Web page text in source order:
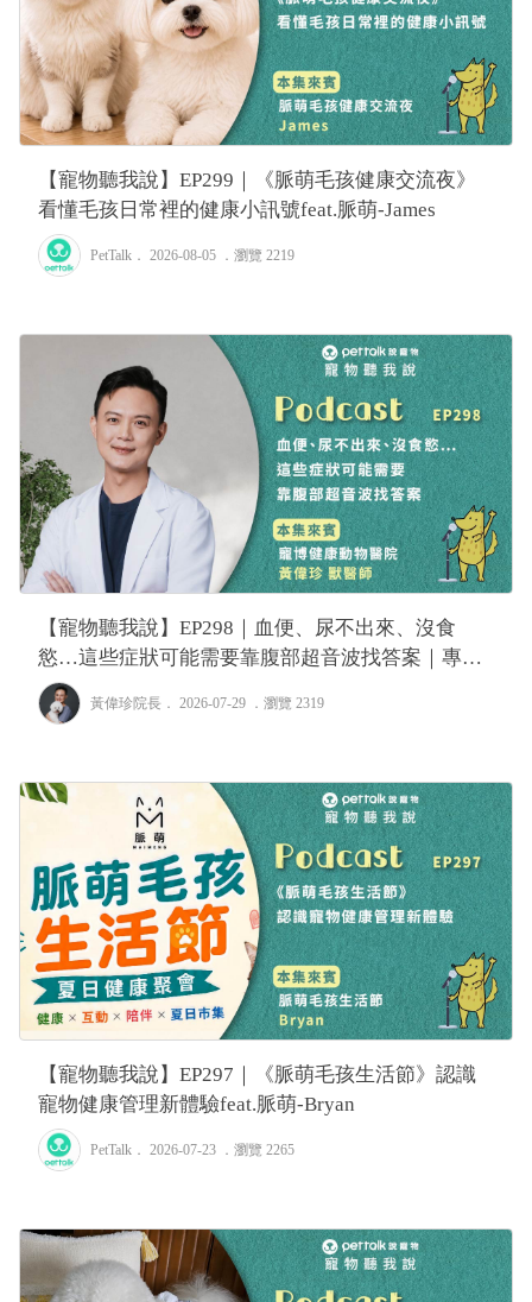
【寵物聽我說】EP299｜《脈萌毛孩健康交流夜》
看懂毛孩日常裡的健康小訊號feat.脈萌-James
PetTalk ． 2026-08-05 ． 瀏覽 2219
【寵物聽我說】EP298｜血便、尿不出來、沒食
慾…這些症狀可能需要靠腹部超音波找答案｜專業
獸醫—黃偉珍
黃偉珍院長 ． 2026-07-29 ． 瀏覽 2319
【寵物聽我說】EP297｜《脈萌毛孩生活節》認識
寵物健康管理新體驗feat.脈萌-Bryan
PetTalk ． 2026-07-23 ． 瀏覽 2265